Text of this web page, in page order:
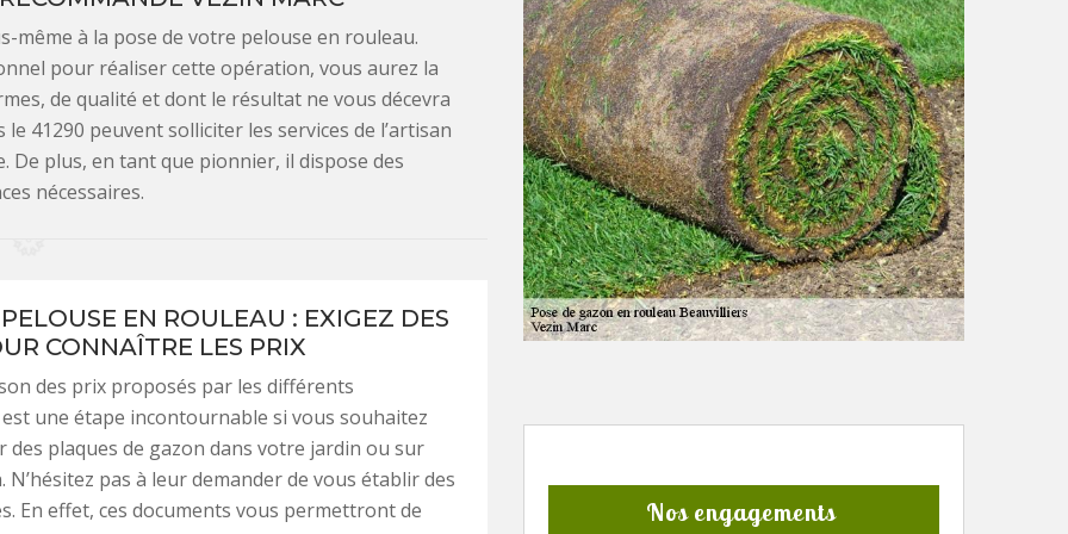
même à la pose de votre pelouse en rouleau.
pour réaliser cette opération, vous aurez la
de qualité et dont le résultat ne vous décevra
41290 peuvent solliciter les services de l’artisan
De plus, en tant que pionnier, il dispose des
nécessaires.
EN ROULEAU : EXIGEZ DES
CONNAÎTRE LES PRIX
des prix proposés par les différents
une étape incontournable si vous souhaitez
des plaques de gazon dans votre jardin ou sur
pas à leur demander de vous établir des
En effet, ces documents vous permettront de
Nos engagements